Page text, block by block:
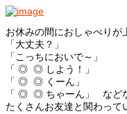
お休みの間におしゃべりが
「大丈夫？」
「こっちにおいで～」
「 ◎ ◎ しよう！」
「 ◎ ◎ くーん」
「 ◎ ◎ ちゃーん」 など
たくさんお友達と関わって